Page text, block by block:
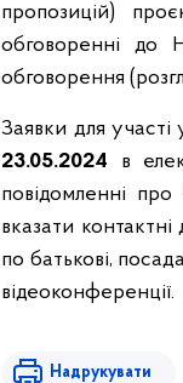
пропозицій)
обговоренні до
обговорення
Заявки для
23.05.2024 в
повідомленні
вказати контактні
по батькові,
відеоконференції.
Надрукувати